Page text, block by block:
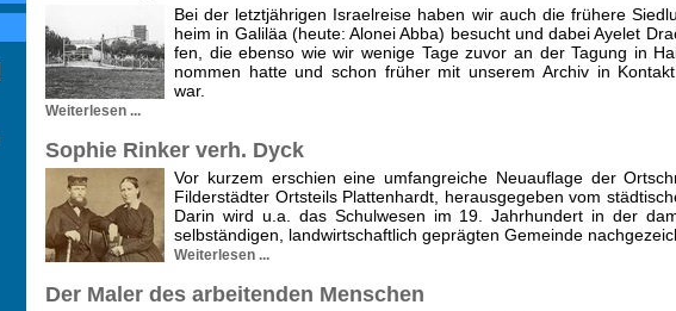
Bei der letztjährigen Israelreise haben wir auch die frühere
heim in Galiläa (heute: Alonei Abba) besucht und dabei Ayelet
fen, die ebenso wie wir wenige Tage zuvor an der Tagung in
nommen hatte und schon früher mit unserem Archiv in
war.
Weiterlesen ...
Sophie Rinker verh. Dyck
Vor kurzem erschien eine umfangreiche Neuauflage der
Filderstädter Ortsteils Plattenhardt, herausgegeben vom
Darin wird u.a. das Schulwesen im 19. Jahrhundert in der
selbständigen, landwirtschaftlich geprägten Gemeinde
Weiterlesen ...
Der Maler des arbeitenden Menschen